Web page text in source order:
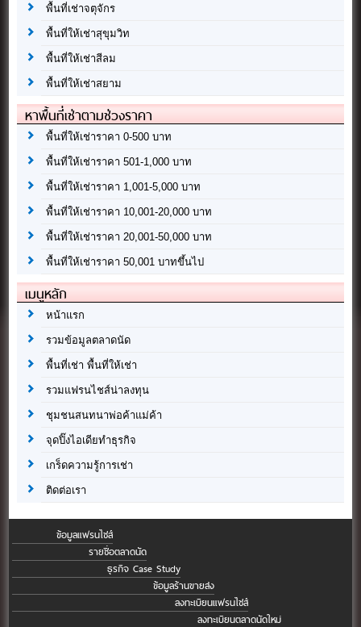
พื้นที่เช่าจตุจักร
พื้นที่ให้เช่าสุขุมวิท
พื้นที่ให้เช่าสีลม
พื้นที่ให้เช่าสยาม
หาพื้นที่เช่าตามช่วงราคา
พื้นที่ให้เช่าราคา 0-500 บาท
พื้นที่ให้เช่าราคา 501-1,000 บาท
พื้นที่ให้เช่าราคา 1,001-5,000 บาท
พื้นที่ให้เช่าราคา 10,001-20,000 บาท
พื้นที่ให้เช่าราคา 20,001-50,000 บาท
พื้นที่ให้เช่าราคา 50,001 บาทขึ้นไป
เมนูหลัก
หน้าแรก
รวมข้อมูลตลาดนัด
พื้นที่เช่า พื้นที่ให้เช่า
รวมแฟรนไชส์น่าลงทุน
ชุมชนสนทนาพ่อค้าแม่ค้า
จุดปิ๊งไอเดียทำธุรกิจ
เกร็ดความรู้การเช่า
ติดต่อเรา
ข้อมูลแฟรนไชส์
รายชื่อตลาดนัด
ธุรกิจ Case Study
ข้อมูลร้านขายส่ง
ลงทะเบียนแฟรนไชส์
ลงทะเบียนตลาดนัดใหม่